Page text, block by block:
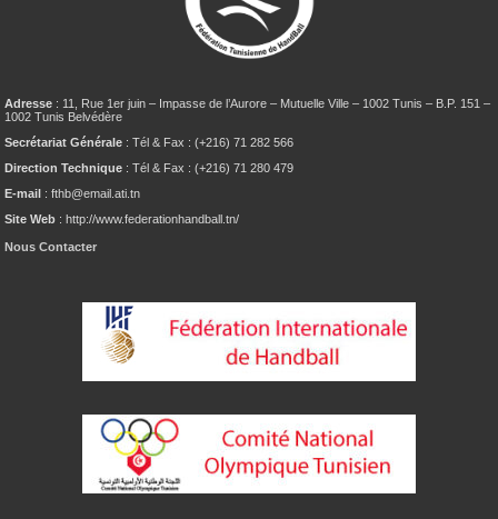
Adresse : 11, Rue 1er juin – Impasse de l’Aurore – Mutuelle Ville – 1002 Tunis – B.P. 151 –
1002 Tunis Belvédère
Secrétariat Générale : Tél & Fax : (+216) 71 282 566
Direction Technique : Tél & Fax : (+216) 71 280 479
E-mail : fthb@email.ati.tn
Site Web : http://www.federationhandball.tn/
Nous Contacter